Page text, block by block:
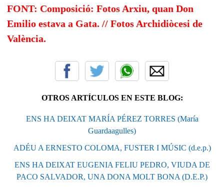
FONT: Composició: Fotos Arxiu, quan Don
Emilio estava a Gata. // Fotos Archidiòcesi de
València.
OTROS ARTÍCULOS EN ESTE BLOG:
ENS HA DEIXAT MARÍA PÉREZ TORRES (María
Guardaagulles)
ADÉU A ERNESTO COLOMA, FUSTER I MÚSIC (d.e.p.)
ENS HA DEIXAT EUGENIA FELIU PEDRO, VIUDA DE
PACO SALVADOR, UNA DONA MOLT BONA (D.E.P.)